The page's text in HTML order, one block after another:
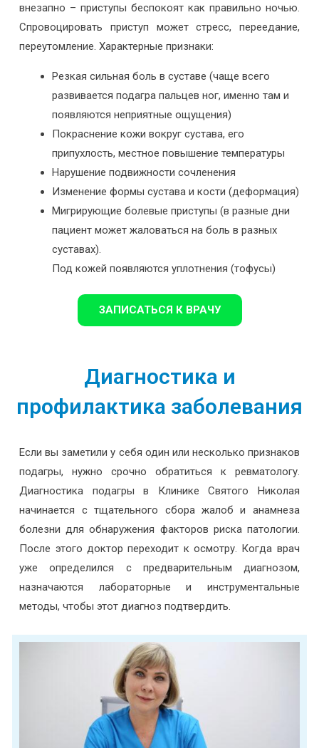
внезапно – приступы беспокоят как правильно ночью.
Спровоцировать приступ может стресс, переедание,
переутомление. Характерные признаки:
Резкая сильная боль в суставе (чаще всего
развивается подагра пальцев ног, именно там и
появляются неприятные ощущения)
Покраснение кожи вокруг сустава, его
припухлость, местное повышение температуры
Нарушение подвижности сочленения
Изменение формы сустава и кости (деформация)
Мигрирующие болевые приступы (в разные дни
пациент может жаловаться на боль в разных
суставах).
Под кожей появляются уплотнения (тофусы)
ЗАПИСАТЬСЯ К ВРАЧУ
Диагностика и
профилактика заболевания
Если вы заметили у себя один или несколько признаков
подагры, нужно срочно обратиться к ревматологу.
Диагностика подагры в Клинике Святого Николая
начинается с тщательного сбора жалоб и анамнеза
болезни для обнаружения факторов риска патологии.
После этого доктор переходит к осмотру. Когда врач
уже определился с предварительным диагнозом,
назначаются лабораторные и инструментальные
методы, чтобы этот диагноз подтвердить.